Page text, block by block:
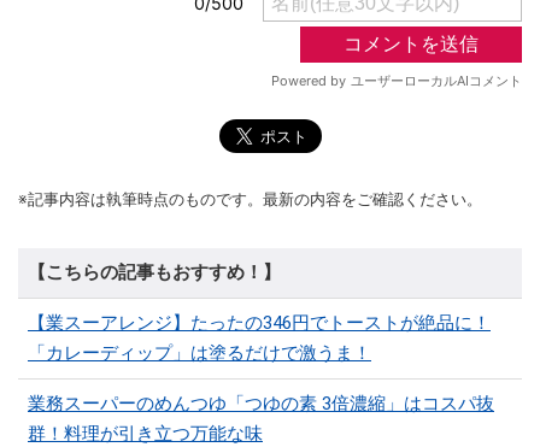
※記事内容は執筆時点のものです。最新の内容をご確認ください。
【こちらの記事もおすすめ！】
【業スーアレンジ】たったの346円でトーストが絶品に！
「カレーディップ」は塗るだけで激うま！
業務スーパーのめんつゆ「つゆの素 3倍濃縮」はコスパ抜
群！料理が引き立つ万能な味